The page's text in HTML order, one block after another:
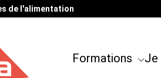
de l'alimentation
Formations Je